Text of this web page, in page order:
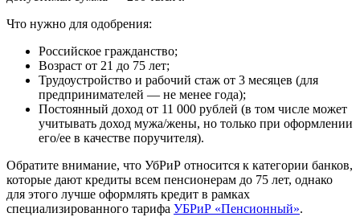
Что нужно для одобрения:
Российское гражданство;
Возраст от 21 до 75 лет;
Трудоустройство и рабочий стаж от 3 месяцев (для
предпринимателей — не менее года);
Постоянный доход от 11 000 рублей (в том числе может
учитывать доход мужа/жены, но только при оформлении
его/ее в качестве поручителя).
Обратите внимание, что УбРиР относится к категории банков,
которые дают кредиты всем пенсионерам до 75 лет, однако
для этого лучше оформлять кредит в рамках
специализированного тарифа УБРиР «Пенсионный».